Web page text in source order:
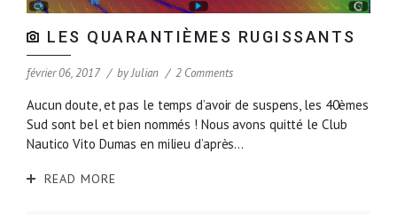
LES QUARANTIÈMES RUGISSANTS
février 06, 2017 byJulian 2 Comments
Aucun doute, et pas le temps d’avoir de suspens, les 40èmes
Sud sont bel et bien nommés ! Nous avons quitté le Club
Nautico Vito Dumas en milieu d’après...
READ MORE